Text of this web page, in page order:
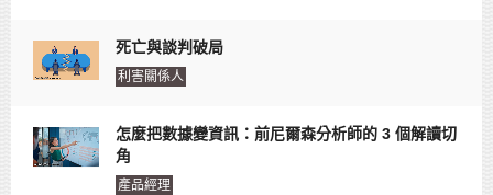
死亡與談判破局
利害關係人
怎麼把數據變資訊：前尼爾森分析師的 3 個解讀切
角
產品經理